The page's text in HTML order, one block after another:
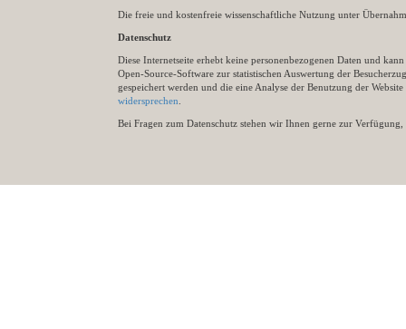
Die freie und kostenfreie wissenschaftliche Nutzung unter
Datenschutz
Diese Internetseite erhebt keine personenbezogenen Daten und
Open-Source-Software zur statistischen Auswertung der
gespeichert werden und die eine Analyse der Benutzung der
widersprechen
Bei Fragen zum Datenschutz stehen wir Ihnen gerne zur